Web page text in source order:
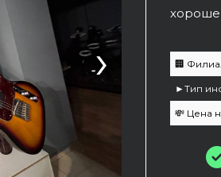
› 🏢
►Тип
💸 Цена